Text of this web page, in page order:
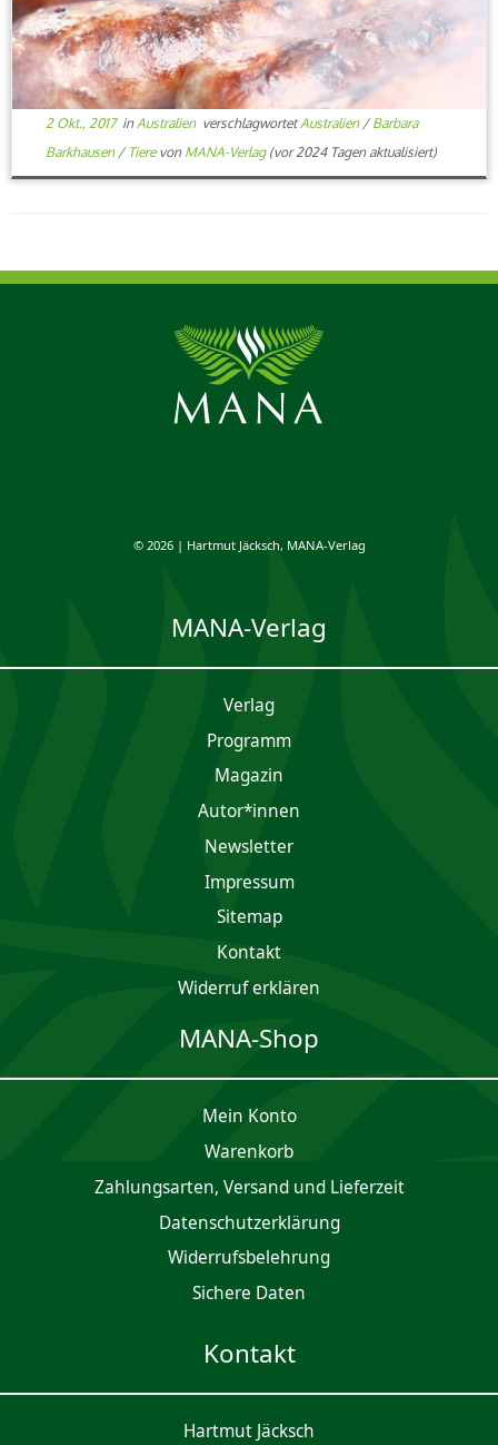
2 Okt., 2017in Australien verschlagwortetAustralien / Barbara
Barkhausen / Tiere von MANA-Verlag(vor 2024 Tagen aktualisiert)
© 2026 | Hartmut Jäcksch, MANA-Verlag
MANA-Verlag
Verlag
Programm
Magazin
Autor*innen
Newsletter
Impres­sum
Sitemap
Kontakt
Widerruf erklären
MANA-Shop
Mein Konto
Waren­korb
Zahlungsarten, Versand und Lieferzeit
Daten­schutz­er­klärung
Widerrufsbelehrung
Sichere Daten
Kontakt
Hartmut Jäcksch